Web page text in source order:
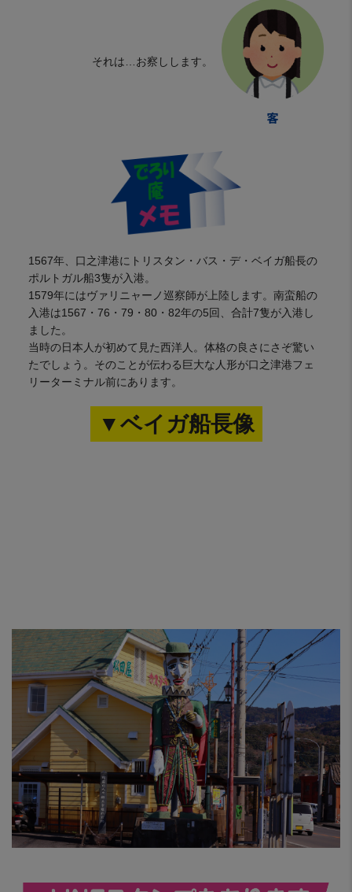
それは…お察しします。
1567年、口之津港にトリスタン・バス・デ・ベイガ船長の
ポルトガル船3隻が入港。
1579年にはヴァリニャーノ巡察師が上陸します。南蛮船の
入港は1567・76・79・80・82年の5回、合計7隻が入港し
ました。
当時の日本人が初めて見た西洋人。体格の良さにさぞ驚い
たでしょう。そのことが伝わる巨大な人形が口之津港フェ
リーターミナル前にあります。
▼ベイガ船長像